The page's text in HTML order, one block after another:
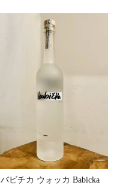
バビチカ ウォッカ Babicka